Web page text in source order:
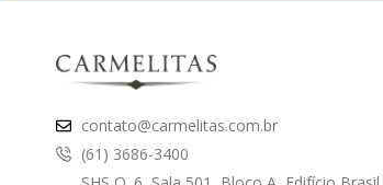
contato@carmelitas.com.br
(61) 3686-3400